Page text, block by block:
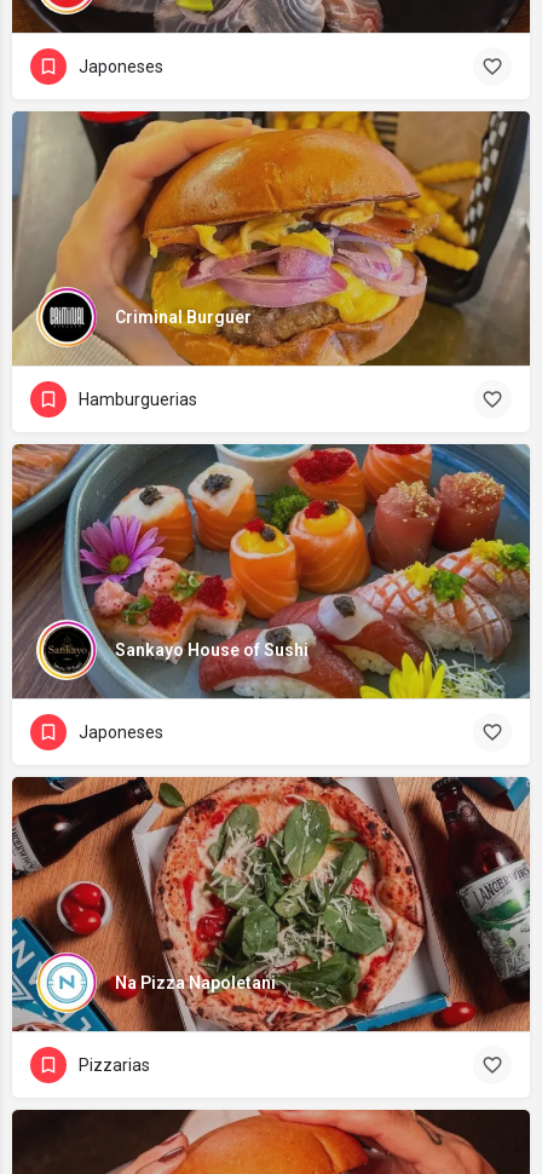
Japoneses
Criminal Burguer
Hamburguerias
Sankayo House of Sushi
Japoneses
Na Pizza Napoletani
Pizzarias